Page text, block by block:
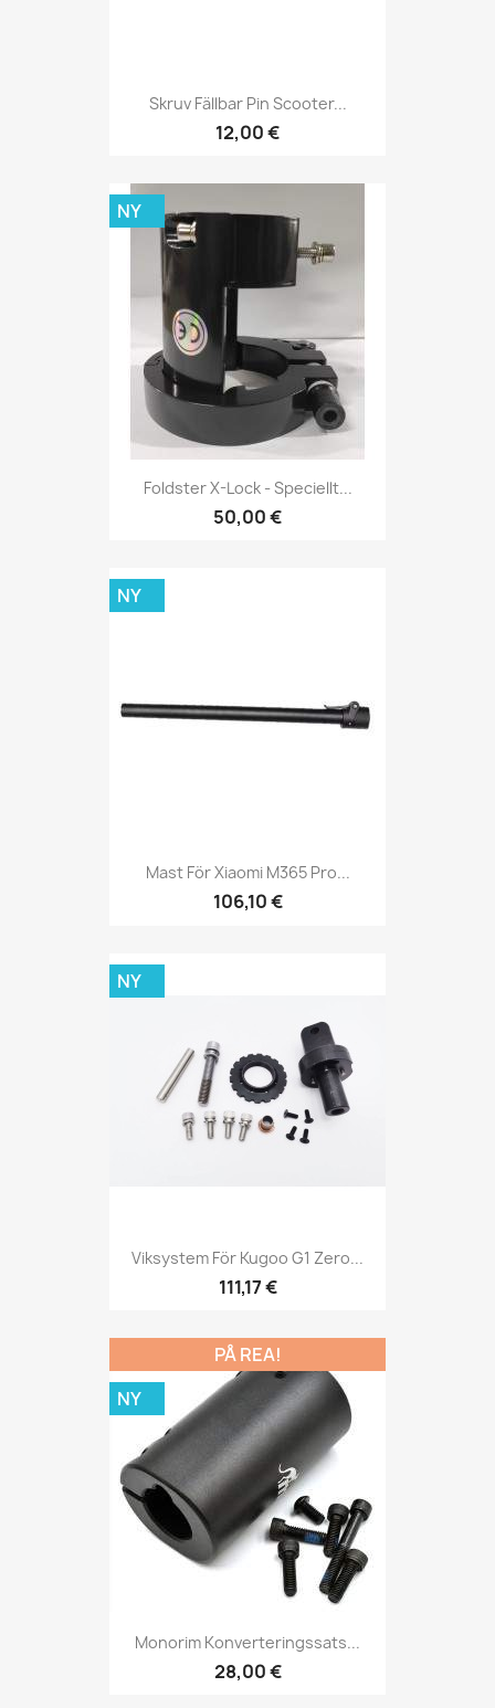
Skruv Fällbar Pin Scooter...
12,00 €
Foldster X-Lock - Speciellt...
50,00 €
NY
Mast För Xiaomi M365 Pro...
106,10 €
NY
Viksystem För Kugoo G1 Zero...
111,17 €
NY
Monorim Konverteringssats...
28,00 €
PÅ REA!
NY